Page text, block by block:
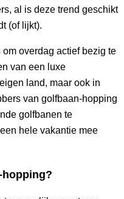
al is deze trend geschikt
(of lijkt).
overdag actief bezig te
van een luxe
land, maar ook in
van golfbaan-hopping
golfbanen te
hele vakantie mee